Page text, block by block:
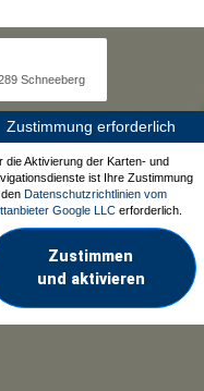
Schneeberg
Zustimmung erforderlich
die Aktivierung der Karten- und
ist Ihre Zustimmung
Datenschutzrichtlinien vom
Google LLC erforderlich.
Zustimmen
und aktivieren